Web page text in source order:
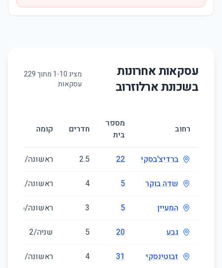
עסקאות אחרונות
בשכונתארלוזרוב
מציג 1-10 מתוך229
עסקאות
רחוב
מספר
בית
חדרים קומה
ברדיצ'בסקי 22
2.5 ראשונה/3
שדה בוקר 5
4 ראשונה/2
המעיין 5
3 ראשונה/6
גבע 20
5 שניה/2
זבוטינסקי 31
4 ראשונה/3